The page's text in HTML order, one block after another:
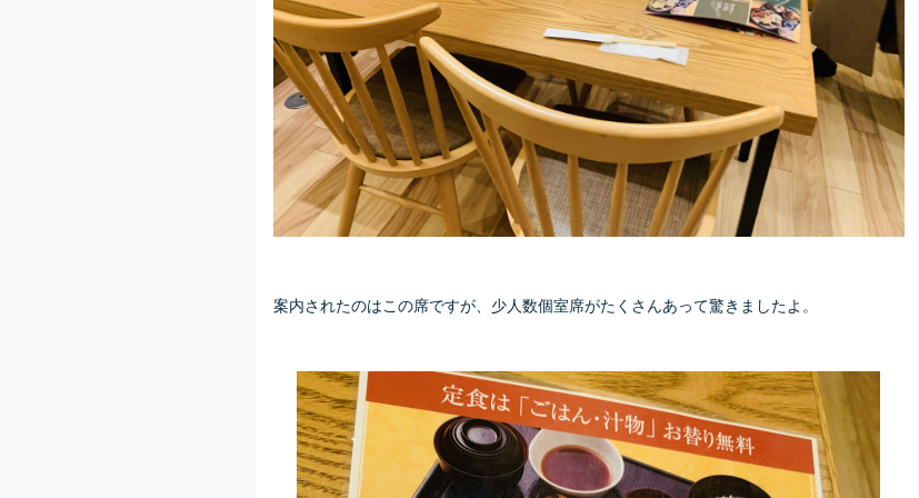
案内されたのはこの席ですが、少人数個室席がたくさんあって驚きましたよ。